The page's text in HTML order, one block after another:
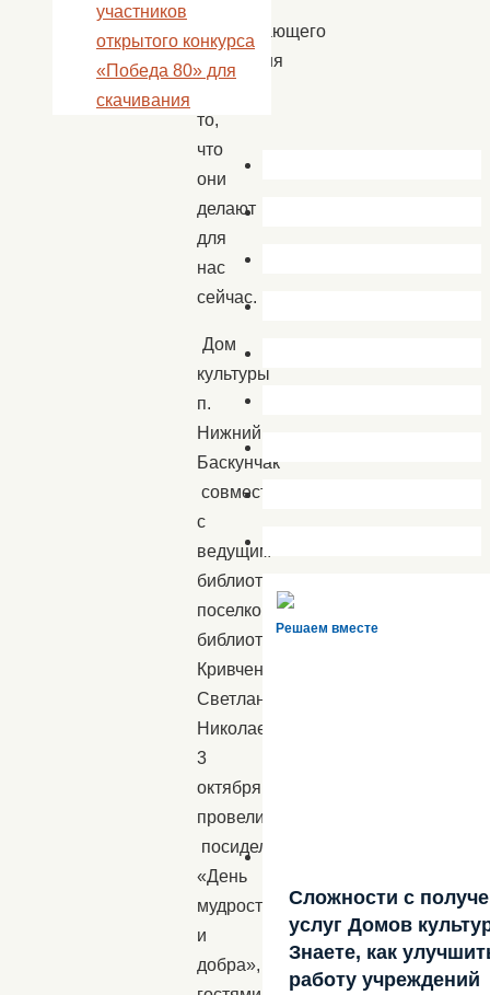
подрастающего
поколения
то,
что
они
делают
для
нас
сейчас.
Дом
культуры
п.
Нижний
Баскунчак
совместно
с
ведущим
библиотекарем
поселковой
библиотеки
Кривченко
Светланой
Николаевной,
3
октября
провели
посиделки
«День
мудрости
и
добра»,
участников
открытого конкурса
«Победа 80» для
скачивания
Решаем вместе
Сложности с
услуг Домов
Знаете, как
работу учреждений